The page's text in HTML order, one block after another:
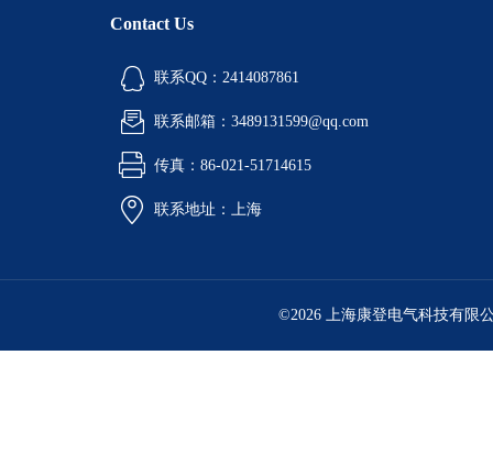
Contact Us
联系QQ：2414087861
联系邮箱：3489131599@qq.com
传真：86-021-51714615
联系地址：上海
©2026 上海康登电气科技有限